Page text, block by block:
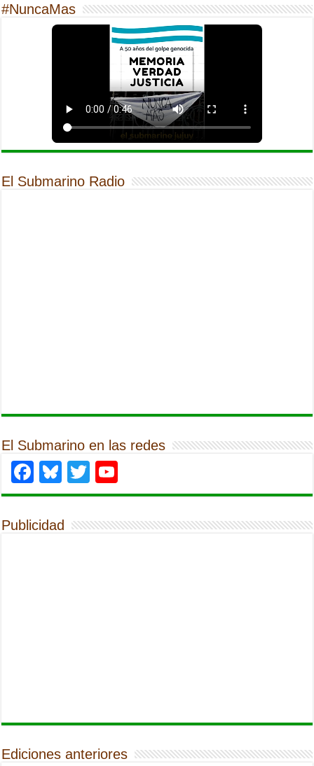
#NuncaMas
El Submarino Radio
El Submarino en las redes
Facebook
Bluesky
Twitter
Publicidad
Ediciones anteriores